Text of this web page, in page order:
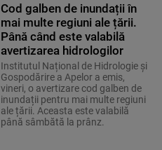
Cod galben de inundații în
mai multe regiuni ale țării.
Până când este valabilă
avertizarea hidrologilor
Institutul Național de Hidrologie și
Gospodărire a Apelor a emis,
vineri, o avertizare cod galben de
inundații pentru mai multe regiuni
ale țării. Aceasta este valabilă
până sâmbătă la prânz.